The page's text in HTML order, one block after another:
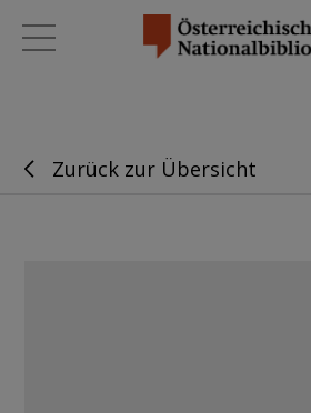
Zurück zur Übersicht